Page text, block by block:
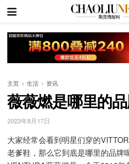
主页 生活 资讯
薇薇燃是哪里的
2023年8月17日
大家经常会看到明星们穿的
老爹鞋，那么它到底是哪里的品牌